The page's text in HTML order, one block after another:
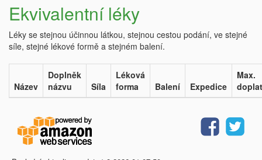
Ekvivalentní léky
Léky se stejnou účinnou látkou, stejnou cestou podání, ve stejné
síle, stejné lékové formě a stejném balení.
Název
Doplněk
názvu
Síla
Léková
forma
Balení Expedice
Max.